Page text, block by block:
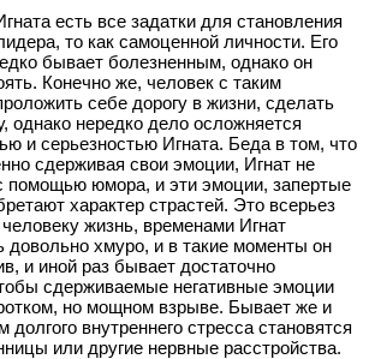
есть все задатки для становления
то как самоценной личности. Его
бывает болезненным, однако он
Конечно же, человек с таким
себе дорогу в жизни, сделать
однако нередко дело осложняется
и серьезностью Игната. Беда в том, что
сдерживая свои эмоции, Игнат не
помощью юмора, и эти эмоции, запертые
характер страстей. Это всерьез
жизнь, временами Игнат
довольно хмуро, и в такие моменты он
и иной раз бывает достаточно
сдерживаемые негативные эмоции
но мощном взрыве. Бывает же и
долгого внутреннего стресса становятся
или другие нервные расстройства.